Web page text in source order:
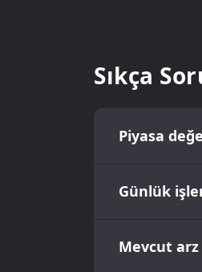
Sıkça
Piyasa
Günlük
Mevcut arz